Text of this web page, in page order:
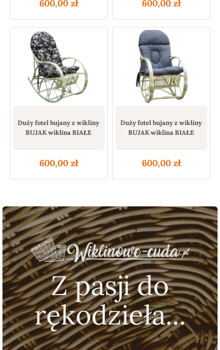
600,00 zł 600,00 zł
Duży fotel bujany z wikliny
BUJAK wiklina BIAŁE
600,00 zł
Duży fotel bujany z wikliny
BUJAK wiklina BIAŁE
600,00 zł
Z pasji do
rękodzieła...